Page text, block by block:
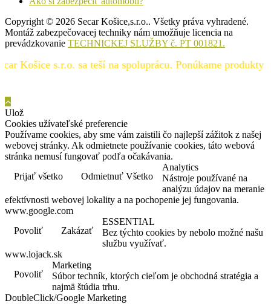
Copyright © 2026 Secar Košice,s.r.o.. Všetky práva vyhradené.
Montáž zabezpečovacej techniky nám umožňuje licencia na
prevádzkovanie TECHNICKEJ SLUŽBY č. PT 001821.
s.r.o. sa teší na spoluprácu. Ponúkame produkty
Ulož
Cookies užívateľské preferencie
Používame cookies, aby sme vám zaistili čo najlepší zážitok z našej
webovej stránky. Ak odmietnete používanie cookies, táto webová
stránka nemusí fungovať podľa očakávania.
Prijať všetko
Odmietnuť Všetko
Analytics
Nástroje používané na
analýzu údajov na meranie
efektívnosti webovej lokality a na pochopenie jej fungovania.
www.google.com
Povoliť
Zakázať
ESSENTIAL
Bez týchto cookies by nebolo možné našu
službu využívať.
www.lojack.sk
Povoliť
Marketing
Súbor techník, ktorých cieľom je obchodná stratégia a
najmä štúdia trhu.
DoubleClick/Google Marketing